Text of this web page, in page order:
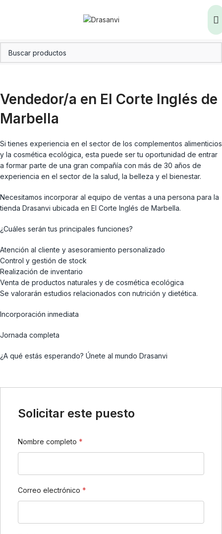
Vendedor/a en El Corte Inglés de
Marbella
Si tienes experiencia en el sector de los complementos alimenticios
y la cosmética ecológica, esta puede ser tu oportunidad de entrar
a formar parte de una gran compañía con más de 30 años de
experiencia en el sector de la salud, la belleza y el bienestar.
Necesitamos incorporar al equipo de ventas a una persona para la
tienda Drasanvi ubicada en El Corte Inglés de Marbella.
¿Cuáles serán tus principales funciones?
Atención al cliente y asesoramiento personalizado
Control y gestión de stock
Realización de inventario
Venta de productos naturales y de cosmética ecológica
Se valorarán estudios relacionados con nutrición y dietética.
Incorporación inmediata
Jornada completa
¿A qué estás esperando? Únete al mundo Drasanvi
Solicitar este puesto
Nombre completo *
Correo electrónico *